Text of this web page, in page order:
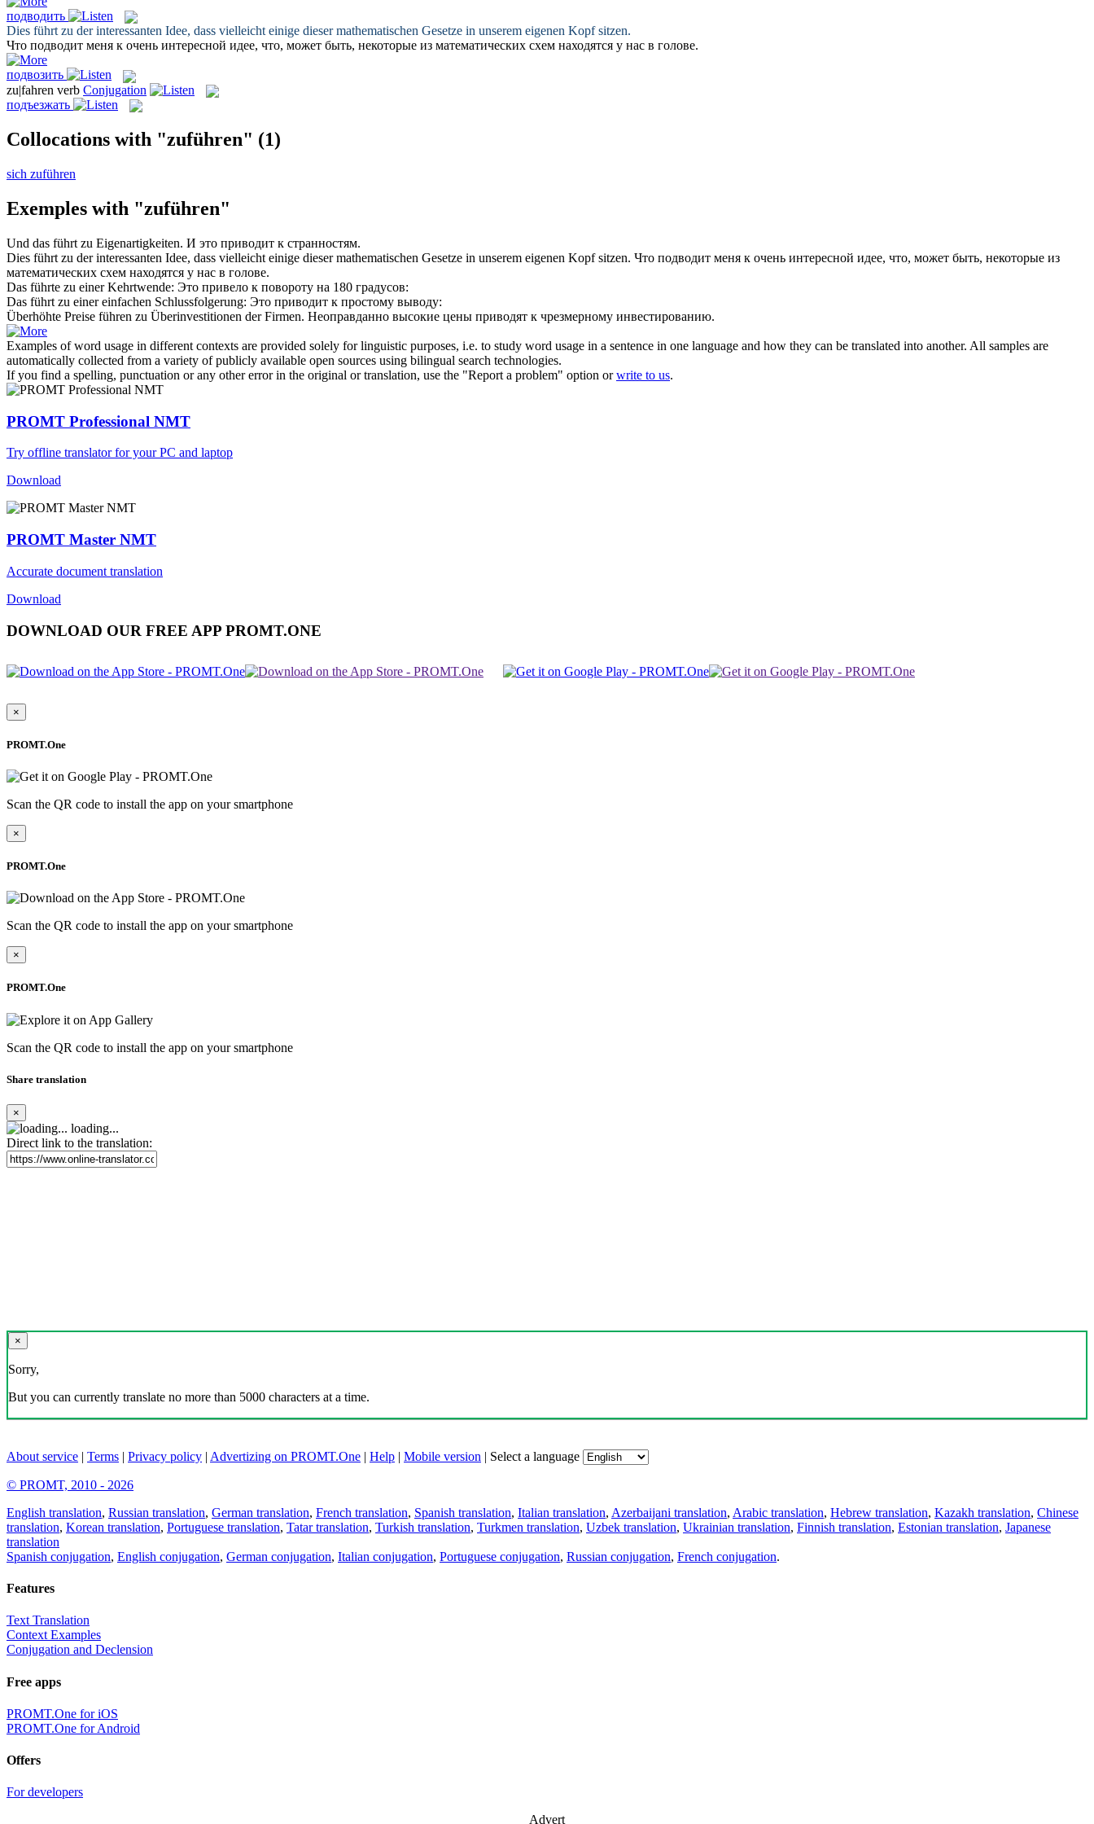
подводить
Dies führt zu der interessanten Idee, dass vielleicht einige dieser mathematischen Gesetze in unserem eigenen Kopf sitzen.
Что подводит меня к очень интересной идее, что, может быть, некоторые из математических схем находятся у нас в голове.
подвозить
zu|fahren verb Conjugation
подъезжать
Collocations with "zuführen" (1)
sich zuführen
Exemples with "zuführen"
Und das führt zu Eigenartigkeiten. И это приводит к странностям.
Dies führt zu der interessanten Idee, dass vielleicht einige dieser mathematischen Gesetze in unserem eigenen Kopf sitzen. Что подводит меня к очень интересной идее, что, может быть, некоторые из
математических схем находятся у нас в голове.
Das führte zu einer Kehrtwende: Это привело к повороту на 180 градусов:
Das führt zu einer einfachen Schlussfolgerung: Это приводит к простому выводу:
Überhöhte Preise führen zu Überinvestitionen der Firmen. Неоправданно высокие цены приводят к чрезмерному инвестированию.
Examples of word usage in different contexts are provided solely for linguistic purposes, i.e. to study word usage in a sentence in one language and how they can be translated into another. All samples are
automatically collected from a variety of publicly available open sources using bilingual search technologies.
If you find a spelling, punctuation or any other error in the original or translation, use the "Report a problem" option orwrite to us.
PROMT Professional NMT
Try offline translator for your PC and laptop
Download
PROMT Master NMT
Accurate document translation
Download
DOWNLOAD OUR FREE APP PROMT.ONE
×
PROMT.One
Scan the QR code to install the app on your smartphone
×
PROMT.One
Scan the QR code to install the app on your smartphone
×
PROMT.One
Scan the QR code to install the app on your smartphone
Share translation
×
loading...
Direct link to the translation:
×
Sorry,
But you can currently translate no more than 5000 characters at a time.
About service | Terms | Privacy policy | Advertizing on PROMT.One | Help | Mobile version | Select a language
© PROMT, 2010 - 2026
English translation, Russian translation, German translation, French translation, Spanish translation, Italian translation, Azerbaijani translation, Arabic translation, Hebrew translation, Kazakh translation, Chinese
translation, Korean translation, Portuguese translation, Tatar translation, Turkish translation, Turkmen translation, Uzbek translation, Ukrainian translation, Finnish translation, Estonian translation, Japanese
translation
Spanish conjugation, English conjugation, German conjugation, Italian conjugation, Portuguese conjugation, Russian conjugation, French conjugation.
Features
Text Translation
Context Examples
Conjugation and Declension
Free apps
PROMT.One for iOS
PROMT.One for Android
Offers
For developers
Advert